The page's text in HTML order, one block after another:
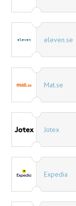
eleven.se
Mat.se
Jotex
Expedia